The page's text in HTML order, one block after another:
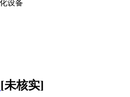
设备
[未核实]